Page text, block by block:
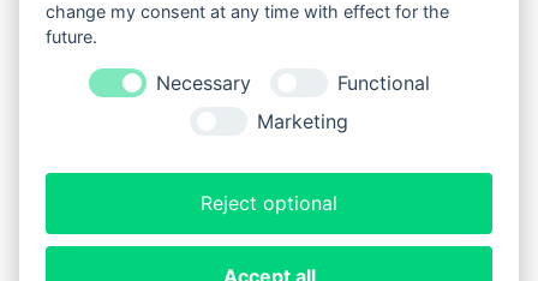
Impressum Datenschutz
change my consent at any time with effect for the
future.
Necessary
Functional
Marketing
Reject optional
Accept all